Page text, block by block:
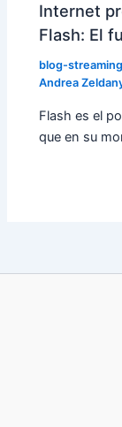
Internet
Flash: El
blog-streaming
Andrea
Flash es el
que en su